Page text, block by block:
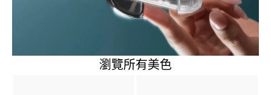
瀏覽所有美色